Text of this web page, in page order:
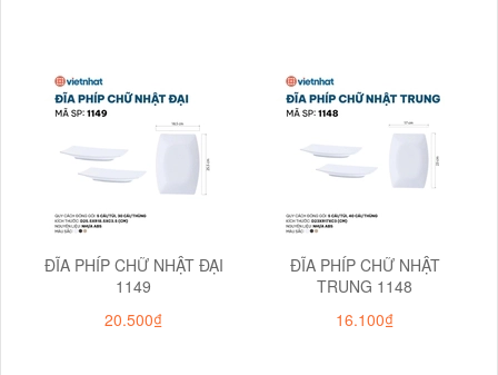
ĐĨA PHÍP CHỮ NHẬT ĐẠI
1149
20.500₫
ĐĨA PHÍP CHỮ NHẬT
TRUNG 1148
16.100₫